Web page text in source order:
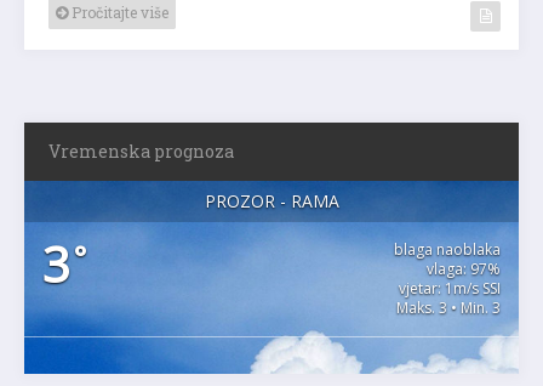
Pročitajte više
Vremenska prognoza
PROZOR - RAMA
3°
blaga naoblaka
vlaga: 97%
vjetar: 1m/s SSI
Maks. 3 • Min. 3